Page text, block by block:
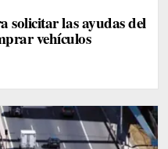
solicitar las ayudas del
vehículos